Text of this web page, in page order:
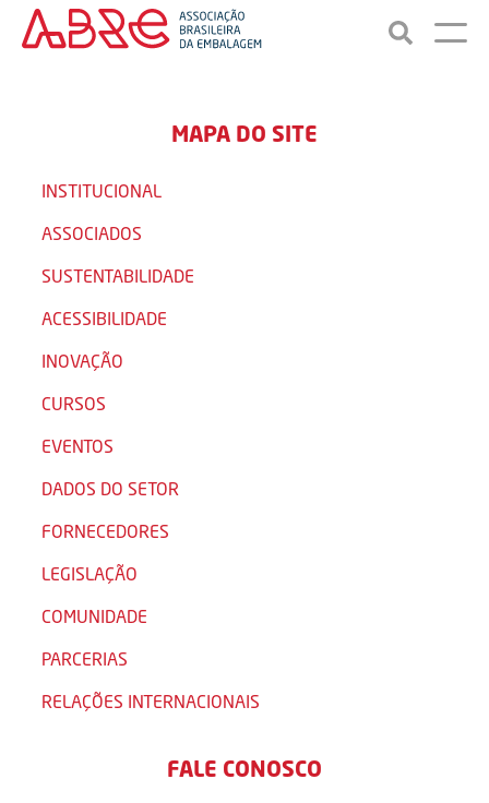
MAPA DO SITE
INSTITUCIONAL
ASSOCIADOS
SUSTENTABILIDADE
ACESSIBILIDADE
INOVAÇÃO
CURSOS
EVENTOS
DADOS DO SETOR
FORNECEDORES
LEGISLAÇÃO
COMUNIDADE
PARCERIAS
RELAÇÕES INTERNACIONAIS
FALE CONOSCO